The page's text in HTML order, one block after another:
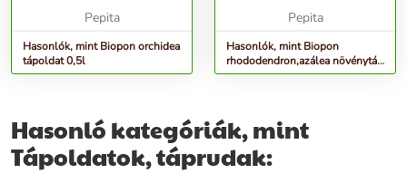
Pepita
Hasonlók, mint Biopon orchidea
tápoldat 0,5l
Pepita
Hasonlók, mint Biopon
rhododendron,azálea növénytáp
1 kg
Hasonló kategóriák, mint
Tápoldatok, táprudak: